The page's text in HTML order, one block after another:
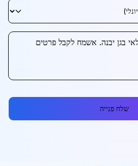
שלח פנייה